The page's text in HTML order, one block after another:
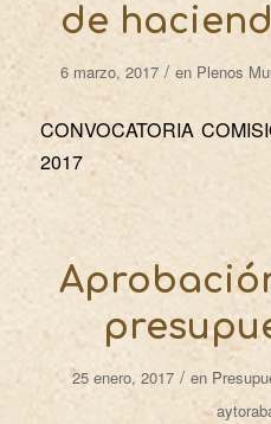
de
6 marzo, 2017 / en Plenos
CONVOCATORIA
2017
25 enero, 2017 / en